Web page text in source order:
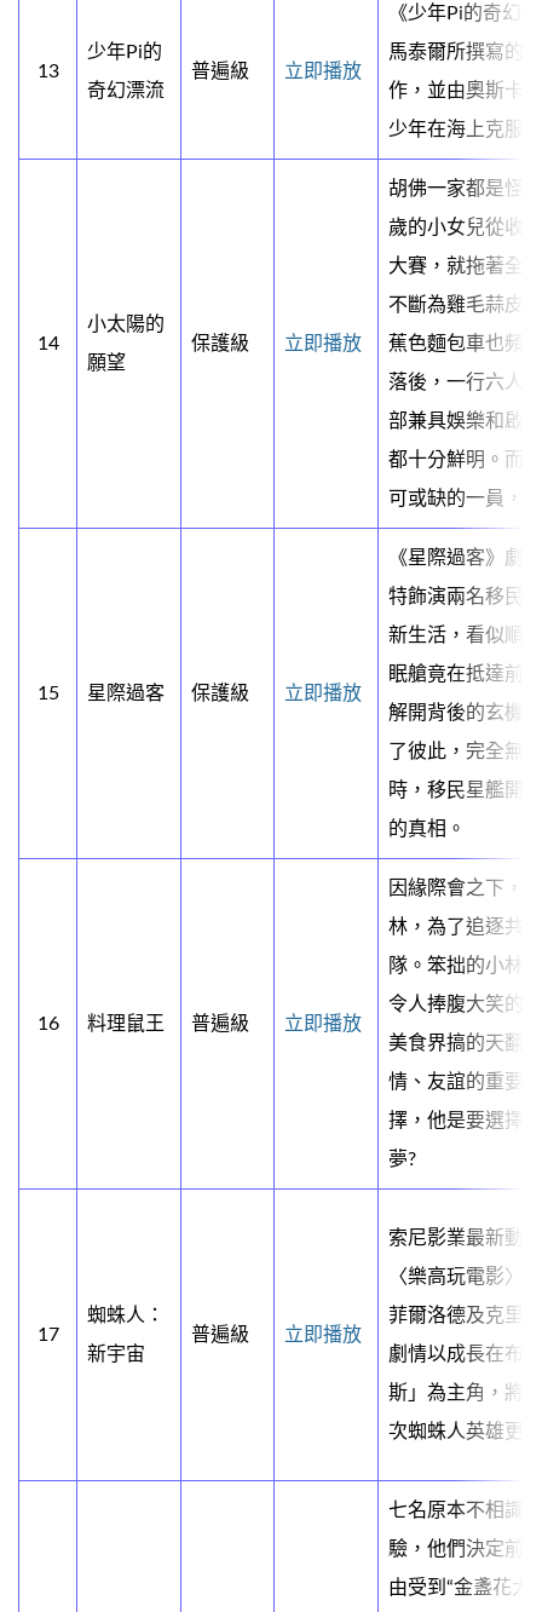
13
少年Pi的
奇幻漂流
普遍級 立即播放
《少年Pi的奇
馬泰爾所撰寫的
作，並由奧斯卡
少年在海上克服
14
小太陽的
願望
保護級 立即播放
胡佛一家都是怪
歲的小女兒從收
大賽，就拖著全
不斷為雞毛蒜皮
蕉色麵包車也頻
落後，一行六人
部兼具娛樂和啟
都十分鮮明。而
可或缺的一員，
15 星際過客 保護級 立即播放
《星際過客》劇
特飾演兩名移民
新生活，看似順
眠艙竟在抵達前
解開背後的玄機
了彼此，完全無
時，移民星艦開
的真相。
16 料理鼠王 普遍級 立即播放
因緣際會之下，
林，為了追逐共
隊。笨拙的小林
令人捧腹大笑的
美食界搞的天翻
情、友誼的重要
擇，他是要選擇
夢?
17
蜘蛛人：
新宇宙
普遍級 立即播放
索尼影業最新動
〈樂高玩電影〉
菲爾洛德及克里
劇情以成長在布
斯」為主角，將
次蜘蛛人英雄更
七名原本不相識
驗，他們決定前
由受到“金盞花大